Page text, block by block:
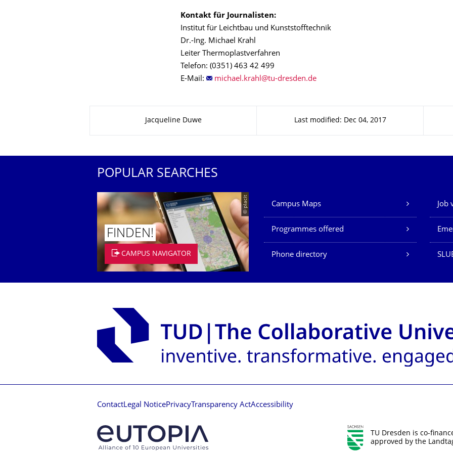
Kontakt für Journalisten:
Institut für Leichtbau und Kunststofftechnik
Dr.-Ing. Michael Krahl
Leiter Thermoplastverfahren
Telefon: (0351) 463 42 499
E-Mail:
Jacqueline Duwe Last modified: Dec 04, 2017
POPULAR SEARCHES
© placit
FINDEN!
CAMPUS NAVIGATOR
Our Services
Campus Maps Job
Programmes offered
Phone directory
ContactLegal NoticePrivacyTransparency ActAccessibility
TU Dresden is co-
approved by the